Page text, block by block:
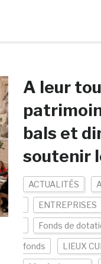
A leur
bals et
soutenir
ACTUALITÉS
ENTREPRISES
Fonds de
fonds LIEUX